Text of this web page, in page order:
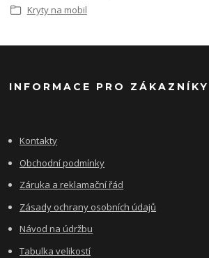
Kryty na mobil
INFORMACE PRO ZÁKAZNÍKY
Kontakty
Obchodní podmínky
Záruka a reklamační řád
Zásady ochrany osobních údajů
Návod na údržbu
Tabulka velikostí